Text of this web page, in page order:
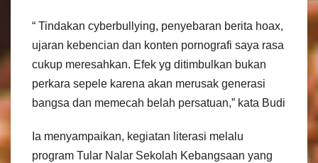
“ Tindakan cyberbullying, penyebaran berita hoax,
ujaran kebencian dan konten pornografi saya rasa
cukup meresahkan. Efek yg ditimbulkan bukan
perkara sepele karena akan merusak generasi
bangsa dan memecah belah persatuan,” kata Budi
Ia menyampaikan, kegiatan literasi melalu
program Tular Nalar Sekolah Kebangsaan yang